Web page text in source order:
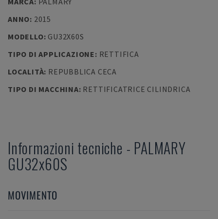
ANNO: 2015
MODELLO: GU32X60S
TIPO DI APPLICAZIONE: RETTIFICA
LOCALITÀ: REPUBBLICA CECA
TIPO DI MACCHINA: RETTIFICATRICE CILINDRICA
Informazioni tecniche - PALMARY
GU32x60S
MOVIMENTO